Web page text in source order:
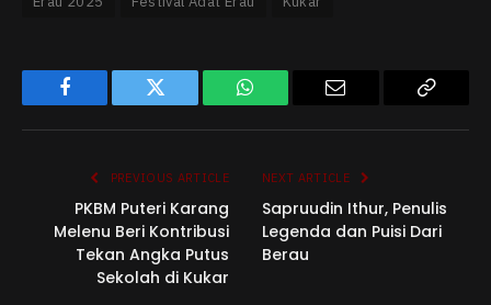
Facebook Twitter WhatsApp
PREVIOUS ARTICLE
PKBM Puteri Karang
Melenu Beri Kontribusi
Tekan Angka Putus
Sekolah di Kukar
NEXT ARTICLE
Sapruudin Ithur, Penulis
Legenda dan Puisi Dari
Berau